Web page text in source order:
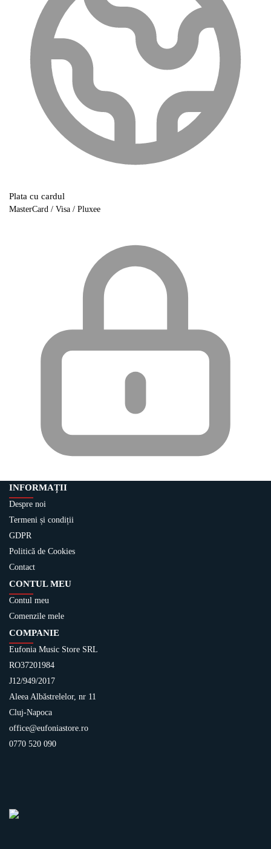
Plata cu cardul
MasterCard / Visa / Pluxee
INFORMAȚII
Despre noi
Termeni și condiții
GDPR
Politică de Cookies
Contact
CONTUL MEU
Contul meu
Comenzile mele
COMPANIE
Eufonia Music Store SRL
RO37201984
J12/949/2017
Aleea Albăstrelelor, nr 11
Cluj-Napoca
office@eufoniastore.ro
0770 520 090